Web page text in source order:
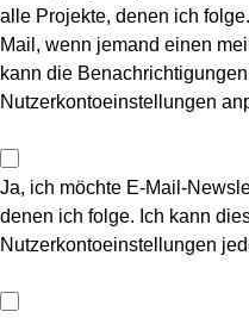
alle Projekte, denen ich
Mail, wenn jemand einen
kann die
Nutzerkontoeinstellungen
Ja, ich möchte E-Mail-
denen ich folge. Ich kann
Nutzerkontoeinstellungen